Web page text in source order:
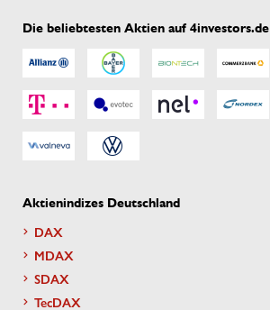
Die beliebtesten Aktien auf 4investors.de
Aktienindizes Deutschland
DAX
MDAX
SDAX
TecDAX